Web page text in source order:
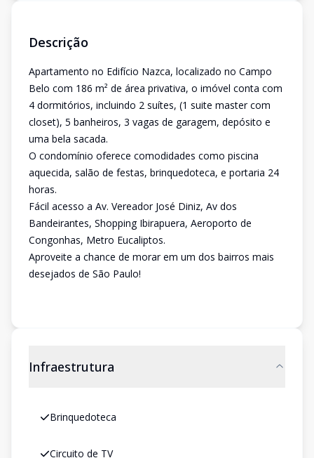
Descrição
Apartamento no Edifício Nazca, localizado no Campo
Belo com 186 m² de área privativa, o imóvel conta com
4 dormitórios, incluindo 2 suítes, (1 suite master com
closet), 5 banheiros, 3 vagas de garagem, depósito e
uma bela sacada.
O condomínio oferece comodidades como piscina
aquecida, salão de festas, brinquedoteca, e portaria 24
horas.
Fácil acesso a Av. Vereador José Diniz, Av dos
Bandeirantes, Shopping Ibirapuera, Aeroporto de
Congonhas, Metro Eucaliptos.
Aproveite a chance de morar em um dos bairros mais
desejados de São Paulo!
Infraestrutura
Brinquedoteca
Circuito de TV